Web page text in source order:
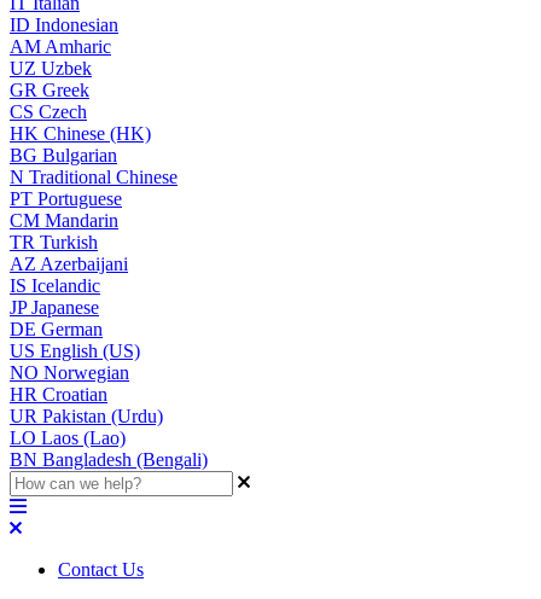
ID Indonesian
AM Amharic
UZ Uzbek
GR Greek
CS Czech
HK Chinese (HK)
BG Bulgarian
N Traditional Chinese
PT Portuguese
CM Mandarin
TR Turkish
AZ Azerbaijani
IS Icelandic
JPJapanese
DE German
US English (US)
NO Norwegian
HR Croatian
UR Pakistan (Urdu)
LO Laos (Lao)
BN Bangladesh (Bengali)
Contact Us